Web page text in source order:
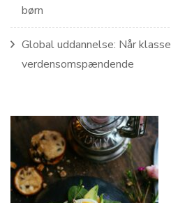
børn
Global uddannelse: Når
verdensomspændende